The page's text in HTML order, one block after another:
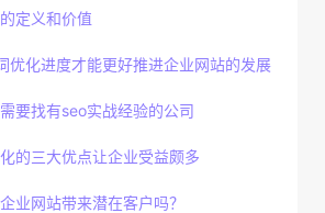
定义和价值
优化进度才能更好推进企业网站的发展
要找有seo实战经验的公司
的三大优点让企业受益颇多
业网站带来潜在客户吗？